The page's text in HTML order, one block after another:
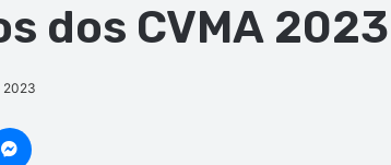
dos CVMA 2023
2023